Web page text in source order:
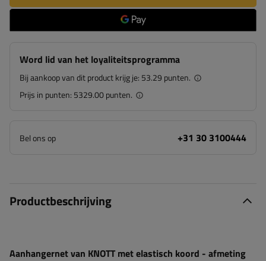
Word lid van het loyaliteitsprogramma
Bij aankoop van dit product krijg je: 53.29 punten.
Prijs in punten: 5329.00 punten.
Bel ons op +31 30 3100444
Productbeschrijving
Aanhangernet van KNOTT met elastisch koord - afmeting